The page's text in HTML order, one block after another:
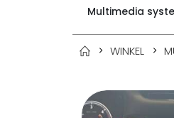
Multimedia
WINKEL